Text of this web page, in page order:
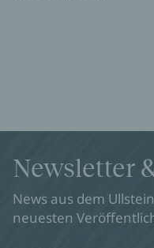
Newsletter
News aus dem
neuesten